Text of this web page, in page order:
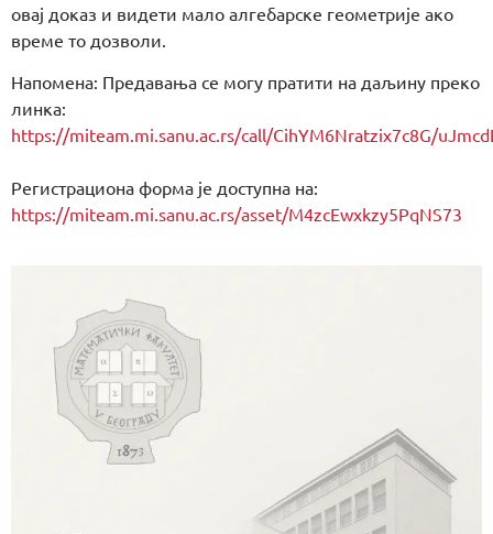
овај доказ и видети мало алгебарске геометрије ако
време то дозволи.
Напомена: Предавања се могу пратити на даљину преко
линка:
https://miteam.mi.sanu.ac.rs/call/CihYM6Nratzix7c8G/
Регистрациона форма је доступна на:
https://miteam.mi.sanu.ac.rs/asset/M4zcEwxkzy5PqNS73